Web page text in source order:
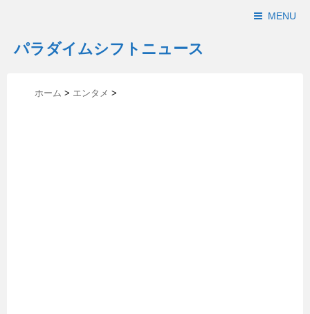
MENU
パラダイムシフトニュース
ホーム > エンタメ >